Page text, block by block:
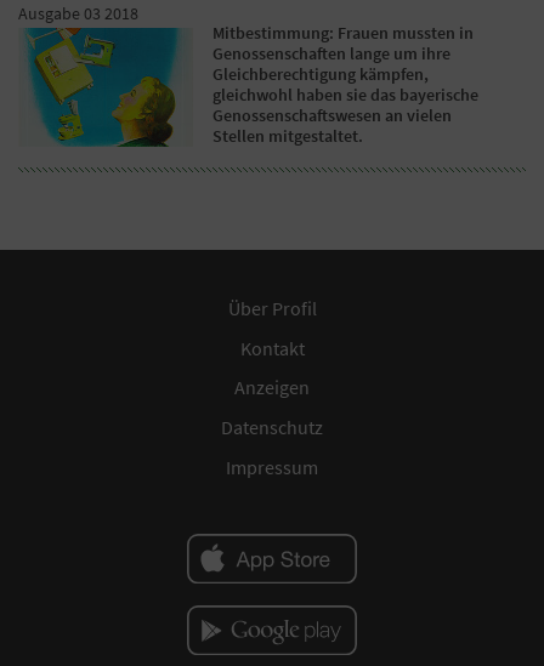
Ausgabe 03 2018
Mitbestimmung: Frauen mussten in
Genossenschaften lange um ihre
Gleichberechtigung kämpfen,
gleichwohl haben sie das bayerische
Genossenschaftswesen an vielen
Stellen mitgestaltet.
Über Profil
Kontakt
Anzeigen
Datenschutz
Impressum